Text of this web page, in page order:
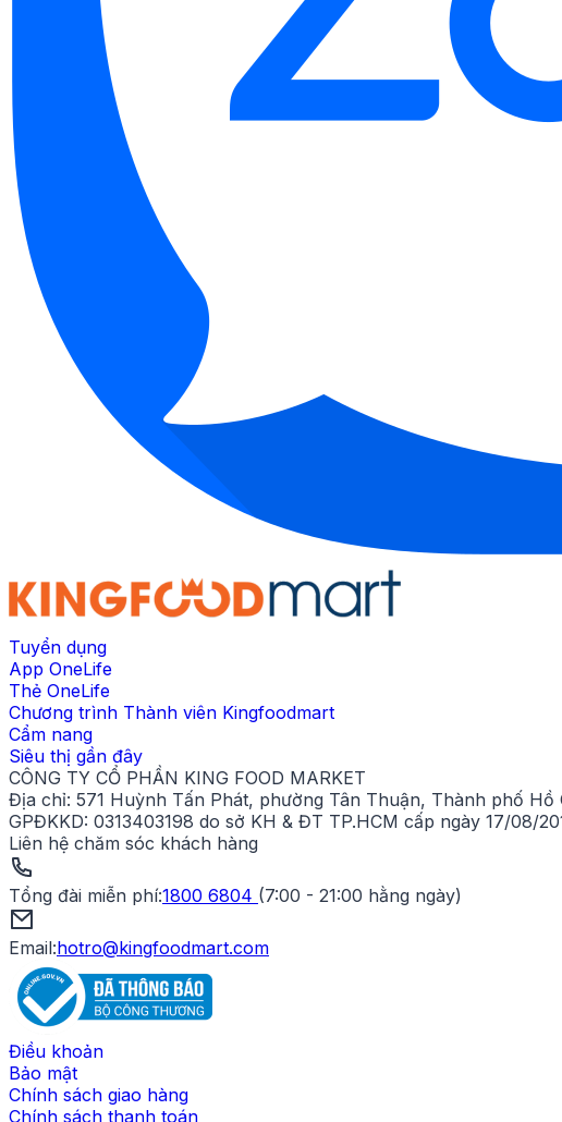
Tuyển dụng
App OneLife
Thẻ OneLife
Chương trình Thành viên Kingfoodmart
Cẩm nang
Siêu thị gần đây
CÔNG TY CỔ PHẦN KING FOOD MARKET
Địa chỉ: 571 Huỳnh Tấn Phát, phường Tân Thuận, Thành phố Hồ
GPĐKKD: 0313403198 do sở KH & ĐT TP.HCM cấp ngày 17/08/
Liên hệ chăm sóc khách hàng
Tổng đài miễn phí:1800 6804 (7:00 - 21:00 hằng ngày)
Email:hotro@kingfoodmart.com
Điều khoản
Bảo mật
Chính sách giao hàng
Chính sách thanh toán